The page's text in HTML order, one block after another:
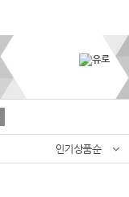
인기상품순